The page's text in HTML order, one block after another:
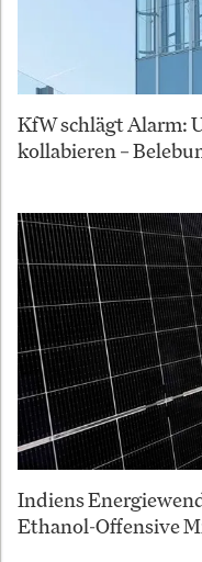
KfW schlägt Alarm:
kollabieren –
Indiens
Ethanol-Offensive